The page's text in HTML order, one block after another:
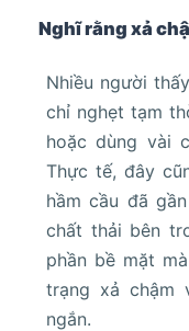
Nghĩ rằng xả
Nhiều người
chỉ nghẹt tạm
hoặc dùng vài
Thực tế, đây
hầm cầu đã
chất thải bên
phần bề mặt
trạng xả chậm
ngắn.